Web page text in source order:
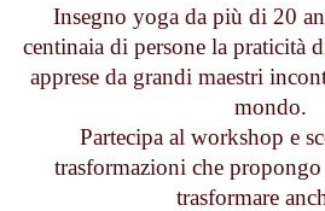
Insegno yoga da più di 20
centinaia di persone la praticità
apprese da grandi maestri
mondo.
Partecipa al workshop e
trasformazioni che propongo
trasformare